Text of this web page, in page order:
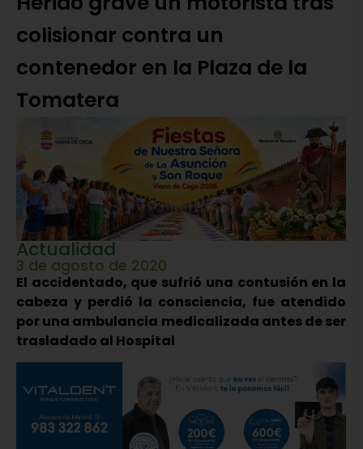
colisionar contra un
contenedor en la Plaza de la
Tomatera
Actualidad
3 de agosto de 2020
El accidentado, que sufrió una contusión en la
cabeza y perdió la consciencia, fue atendido
por una ambulancia medicalizada antes de ser
trasladado al Hospital